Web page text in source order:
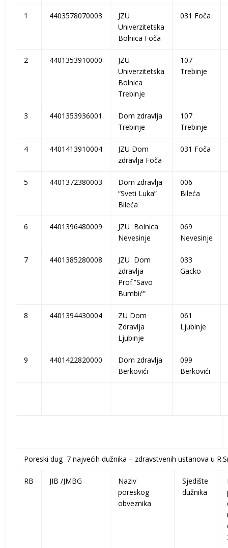
1 4403578070003
JZU
Univerzitetska
Bolnica Foča
031 Foča
2 4401353910000
JZU
Univerzitetska
Bolnica
Trebinje
107
Trebinje
3 4401353936001
Dom zdravlja
Trebinje
107
Trebinje
4 4401413910004
JZU Dom
zdravlja Foča
031 Foča
5 4401372380003
Dom zdravlja
“Sveti Luka”
Bileća
006
Bileća
6 4401396480009
JZU Bolnica
Nevesinje
069
Nevesinje
7 4401385280008
JZU Dom
zdravlja
Prof.”Savo
Bumbić”
033
Gacko
8 4401394430004
ZU Dom
Zdravlja
Ljubinje
061
Ljubinje
9 4401422820000
Dom zdravlja
Berkovići
099
Berkovići
Poreski dug 7 najvećih dužnika – zdravstvenih ustanova u
RB JIB /JMBG
Naziv
poreskog
obveznika
Sjedište
dužnika